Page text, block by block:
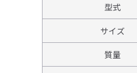
型式
サイズ
質量